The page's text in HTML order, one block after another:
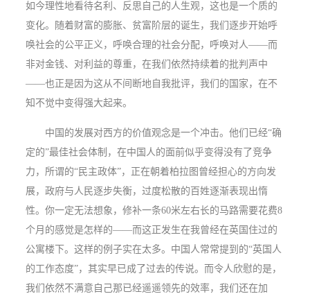
如今理性地看待名利、反思自己的人生观，这也是一个质的
变化。随着财富的膨胀、贫富阶层的诞生，我们逐步开始呼
唤社会的公平正义，呼唤合理的社会分配，呼唤对人——而
非对金钱、对利益的尊重，在我们依然持续着的批判声中
——也正是因为这从不间断地自我批评，我们的国家，在不
知不觉中变得强大起来。
中国的发展对西方的价值观念是一个冲击。他们已经“确
定的”最佳社会体制，在中国人的面前似乎变得没有了竞争
力，所谓的“民主政体”，正在朝着柏拉图曾经担心的方向发
展，政府与人民逐步失衡，过度松散的百姓逐渐表现出惰
性。你一定无法想象，修补一条60米左右长的马路需要花费8
个月的感觉是怎样的——而这正发生在我曾经在英国住过的
公寓楼下。这样的例子实在太多。中国人常常提到的“英国人
的工作态度”，其实早已成了过去的传说。而令人欣慰的是，
我们依然不满意自己那已经遥遥领先的效率，我们还在加